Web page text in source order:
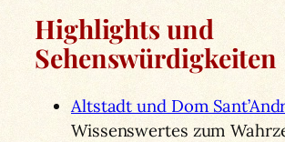
Highlights und
Sehenswürdigkeiten
Altstadt und Dom
Wissenswertes zum